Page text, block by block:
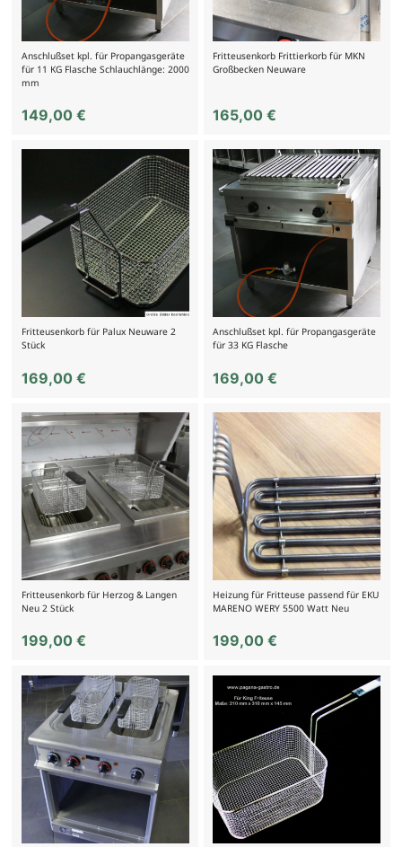
Anschlußset kpl. für Propangasgeräte
für 11 KG Flasche Schlauchlänge: 2000
mm
149,00 €
Fritteusenkorb Frittierkorb für MKN
Großbecken Neuware
165,00€
Fritteusenkorb für Palux Neuware 2
Stück
169,00 €
Anschlußset kpl. für Propangasgeräte
für 33 KG Flasche
169,00€
Fritteusenkorb für Herzog & Langen
Neu 2 Stück
199,00 €
Heizung für Fritteuse passend für EKU
MARENO WERY 5500 Watt Neu
199,00€